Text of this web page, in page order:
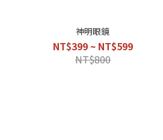
神明眼鏡
NT$399 ~ NT$599
NT$800